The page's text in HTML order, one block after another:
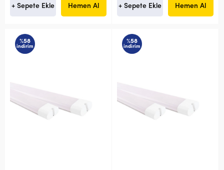
+ Sepete Ekle Hemen Al + Sepete Ekle Hemen Al
%58
indirim
%58
indirim